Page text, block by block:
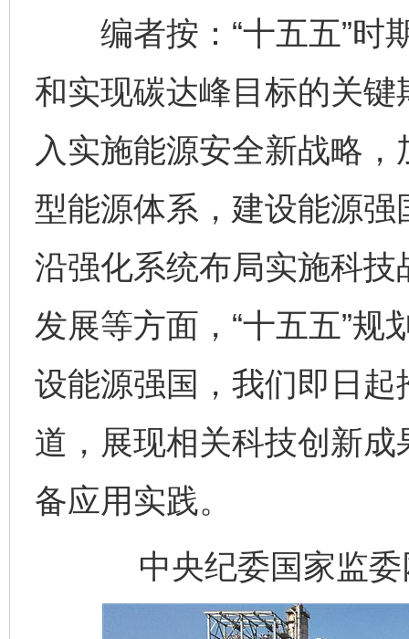
编者按：“十五五”时
和实现碳达峰目标的关键
入实施能源安全新战略
型能源体系，建设能源强
沿强化系统布局实施科
发展等方面，“十五五”
设能源强国，我们即日起
道，展现相关科技创新
备应用实践。
中央纪委国家监